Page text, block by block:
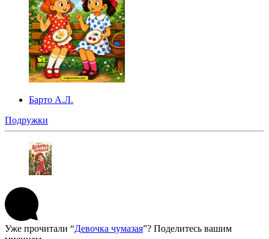
Барто А.Л.
Подружки
Уже прочитали “Девочка чумазая”? Поделитесь вашим